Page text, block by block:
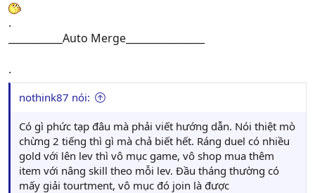
.
___________Auto Merge________________
.
nothink87 nói:
Có gì phức tạp đâu mà phải viết hướng dẫn. Nói thiệt mò
chừng 2 tiếng thì gì mà chả biết hết. Ráng duel có nhiều
gold với lên lev thì vô mục game, vô shop mua thêm
item với nâng skill theo mỗi lev. Đầu tháng thường có
mấy giải tourtment, vô mục đó join là được